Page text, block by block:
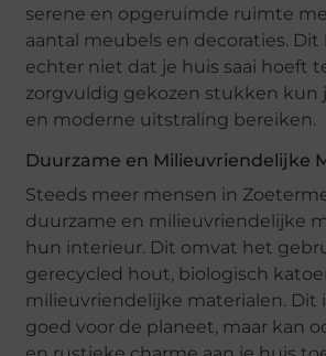
serene en opgeruimde ruimte
aantal meubels en decoraties.
echter niet dat je huis saai hoeft
zorgvuldig gekozen stukken kun
en moderne uitstraling bereiken.
Duurzame en Milieuvriendelijke
Steeds meer mensen in
duurzame en milieuvriendelijke
hun interieur. Dit omvat het
gerecycled hout, biologisch
milieuvriendelijke materialen. Dit
goed voor de planeet, maar kan